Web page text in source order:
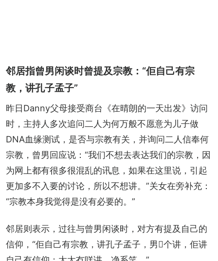
邻居指曾男闲谈时曾提及宗教：“佢自己有宗
教，讲孔子孟子”
昨日Danny父母接受商台《在晴朗的一天出发》访问
时，主持人多次追问二人为何万般不愿意为儿子做
DNA血缘测试，是否与宗教有关，并询问二人信奉何
宗教，曾男回应说：“我们不想去表达我们的宗教，因
为网上都有很多很混乱的讯息，如果在这里说，引起
更加多不入要的讨论，所以不想讲。”关女在旁补充：
“宗教本身我觉得是没有必要的。”
邻居则表示，过往与曾男闲谈时，对方有提及自己的
信仰，“佢自己有宗教，讲孔子孟子，男𠮶个讲，佢讲